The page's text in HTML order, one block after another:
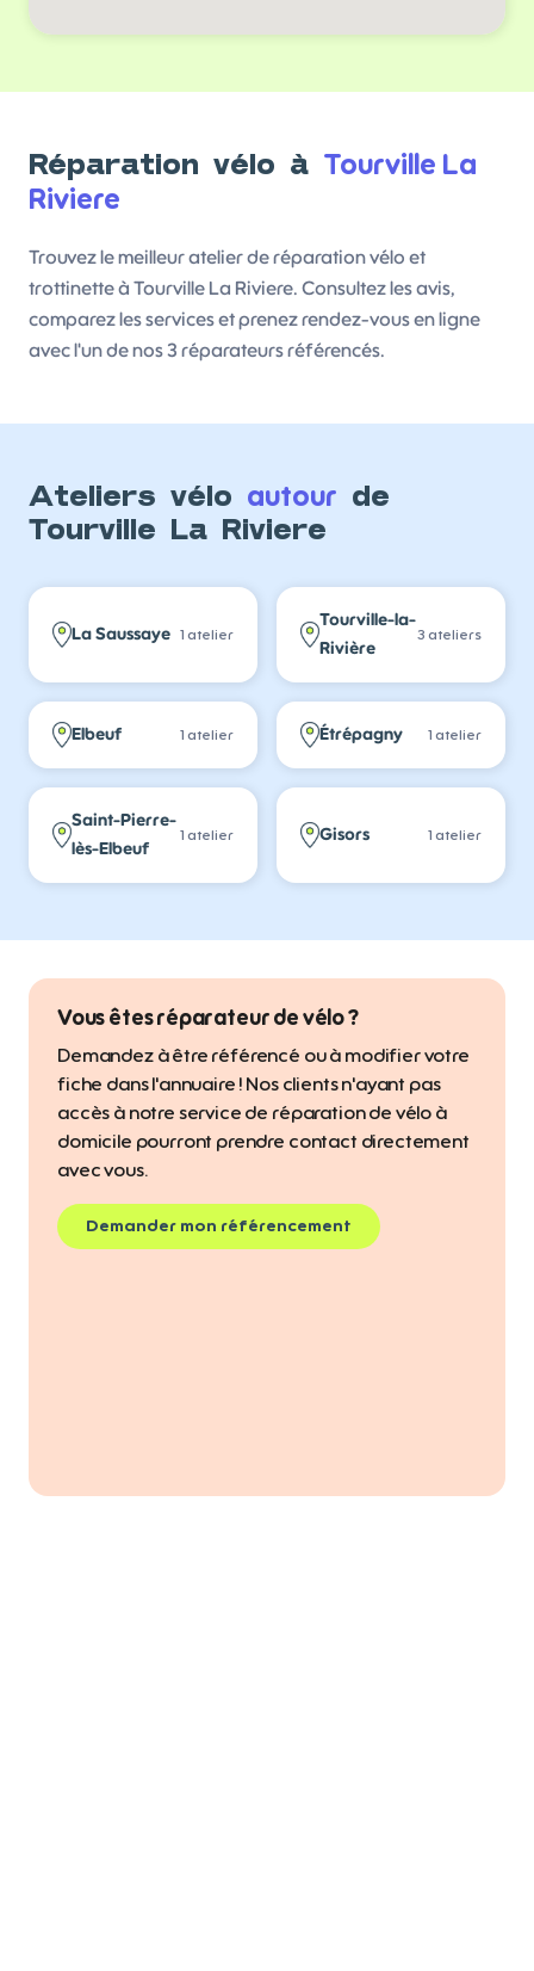
Réparation vélo à Tourville La
Riviere
Trouvez le meilleur atelier de réparation vélo et
trottinette à Tourville La Riviere. Consultez les avis,
comparez les services et prenez rendez-vous en ligne
avec l'un de nos 3 réparateurs référencés.
Ateliers vélo autour de
Tourville La Riviere
La Saussaye 1 atelier
Tourville-la-
Rivière
3 ateliers
Elbeuf 1 atelier Étrépagny 1 atelier
Saint-Pierre-
lès-Elbeuf
1 atelier Gisors 1 atelier
Vous êtes réparateur de vélo ?
Demandez à être référencé ou à modifier votre
fiche dans l'annuaire ! Nos clients n'ayant pas
accès à notre service de réparation de vélo à
domicile pourront prendre contact directement
avec vous.
Demander mon référencement